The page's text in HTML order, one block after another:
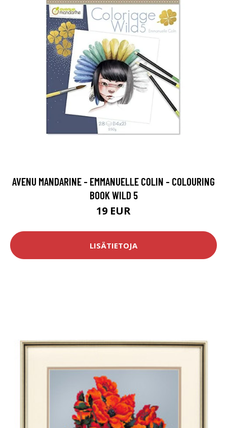
AVENU MANDARINE - EMMANUELLE COLIN - COLOURING
BOOK WILD 5
19 EUR
LISÄTIETOJA